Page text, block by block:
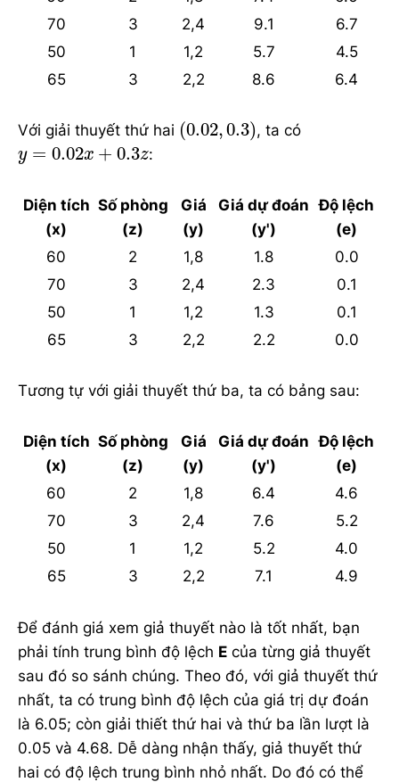
70
3 2,4 9.1
6.7
50
1 1,2 5.7
4.5
65
3 2,2 8.6 6.4
Với giải thuyết thứ hai (0.02,0.3)
(0.02 ,0.3, ta có
y = 0.02x + 0.3z
y 0.02x+0.3 z :
Diện tích
(x)
Số phòng
(z)
Giá
(y)
Giá dự đoán
(y')
Độ lệch
(e)
60
2 1,8 1.8
0.0
70
3 2,4 2.3
0.1
50
1 1,2 1.3
0.1
65
3 2,2 2.2 0.0
Tương tự với giải thuyết thứ ba, ta có bảng sau:
Diện tích
(x)
Số phòng
(z)
Giá
(y)
Giá dự đoán
(y')
Độ lệch
(e)
60
2 1,8 6.4
4.6
70
3 2,4 7.6
5.2
50
1 1,2 5.2
4.0
65
3 2,2 7.1 4.9
Để đánh giá xem giả thuyết nào là tốt nhất, bạn
phải tính trung bình độ lệch E của từng giả thuyết
sau đó so sánh chúng. Theo đó, với giả thuyết thứ
nhất, ta có trung bình độ lệch của giá trị dự đoán
là 6.05; còn giải thiết thứ hai và thứ ba lần lượt là
0.05 và 4.68. Dễ dàng nhận thấy, giả thuyết thứ
hai có độ lệch trung bình nhỏ nhất. Do đó có thể